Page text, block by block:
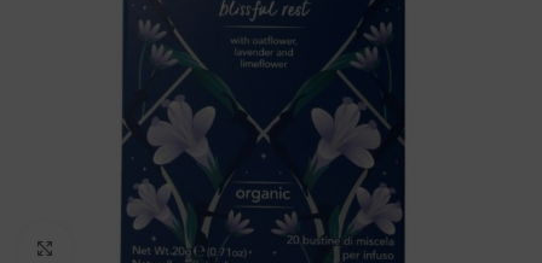
Vergroten